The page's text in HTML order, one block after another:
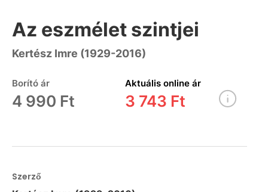
Az eszmélet szintjei
Kertész Imre (1929-2016)
Borító ár
4 990 Ft
Aktuális online ár
3 743 Ft
Szerző